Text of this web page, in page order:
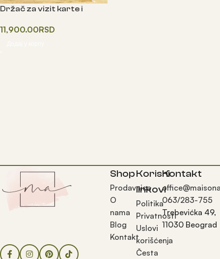
Držač za vizit karte i
11,900.00RSD
Shop
Prodavnica
O
nama
Blog
Kontakt
Korisni
linkovi
Politika
Privatnosti
Uslovi
korišćenja
Česta
Kontakt
063/283-755
Trebevićka 49,
11030 Beograd